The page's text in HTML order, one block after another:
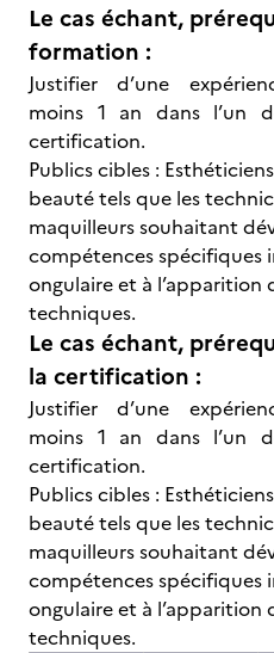
Le cas échant,
formation :
Justifier d’une
moins 1 an dans l’un
certification.
Publics cibles :
beauté tels que les
maquilleurs souhaitant
compétences spécifiques
ongulaire et à l’apparition
techniques.
Le cas échant,
la certification :
Justifier d’une
moins 1 an dans l’un
certification.
Publics cibles :
beauté tels que les
maquilleurs souhaitant
compétences spécifiques
ongulaire et à l’apparition
techniques.